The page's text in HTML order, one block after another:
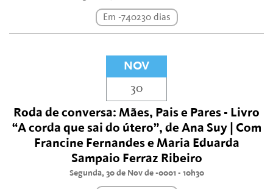
Em -740230 dias
NOV
30
Roda de conversa: Mães, Pais e Pares - Livro
“A corda que sai do útero”, de Ana Suy | Com
Francine Fernandes e Maria Eduarda
Sampaio Ferraz Ribeiro
Segunda, 30 de Nov de -0001 - 10h30